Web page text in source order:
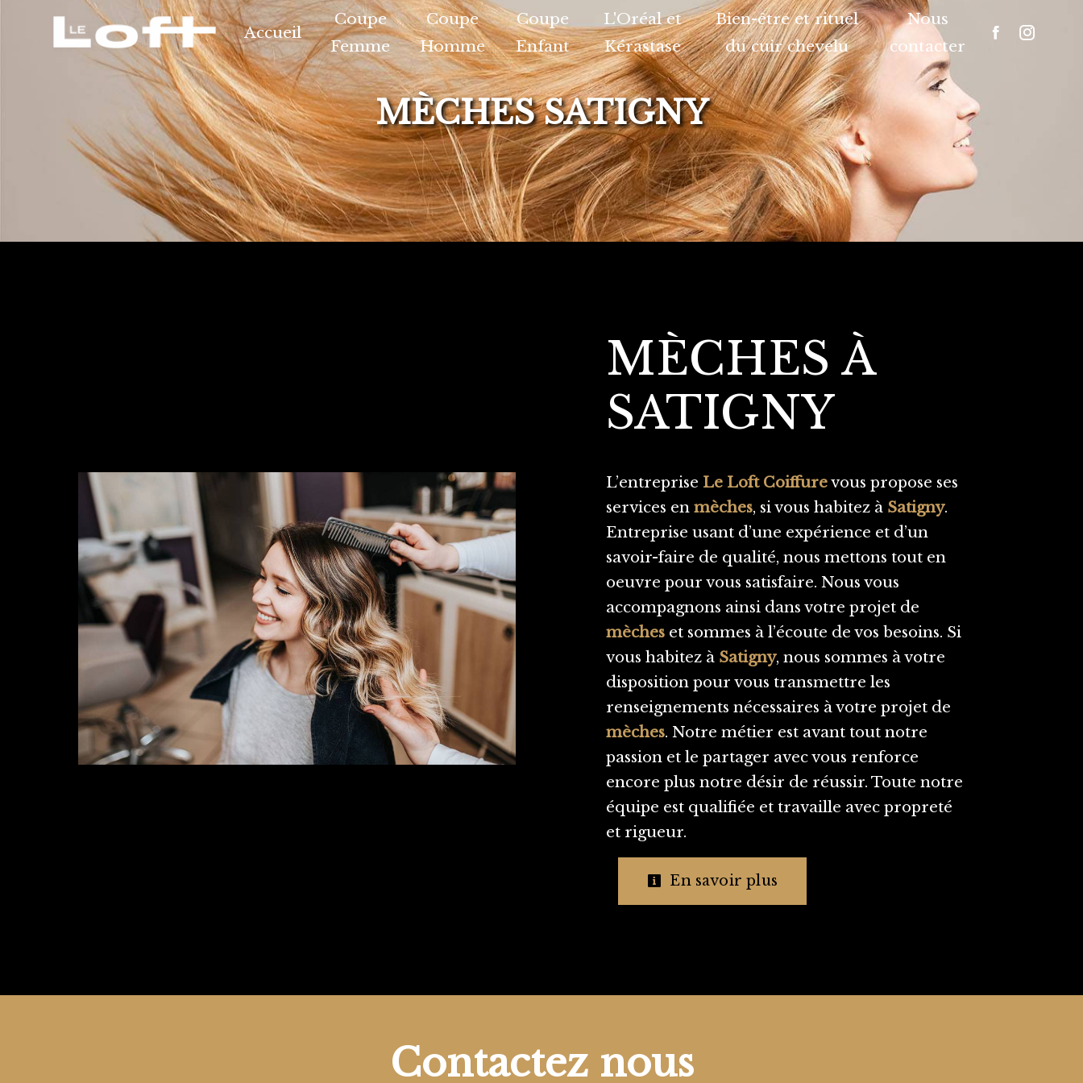
Panneau de gestion des cookies
Accueil
Coupe
Femme
Coupe
Homme
Coupe
Enfant
L'Oréal et
Kérastase
Bien-être et rituel
du cuir chevelu
Nous
contacter
MÈCHES SATIGNY
MÈCHES À
SATIGNY
L’entreprise Le Loft Coiffurevous propose ses
services en mèches, si vous habitez à Satigny.
Entreprise usant d’une expérience et d’un
savoir-faire de qualité, nous mettons tout en
oeuvre pour vous satisfaire. Nous vous
accompagnons ainsi dans votre projet de
mèches et sommes à l’écoute de vos besoins. Si
vous habitez à Satigny, nous sommes à votre
disposition pour vous transmettre les
renseignements nécessaires à votre projet de
mèches. Notre métier est avant tout notre
passion et le partager avec vous renforce
encore plus notre désir de réussir. Toute notre
équipe est qualifiée et travaille avec propreté
et rigueur.
En savoir plus
Contactez nous